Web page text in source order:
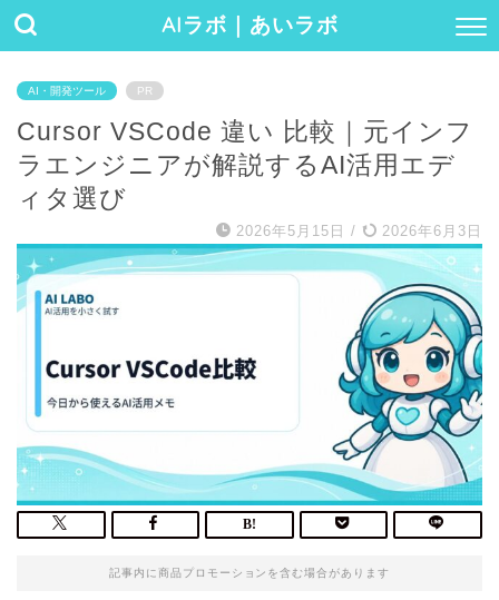
AIラボ｜あいラボ
AI・開発ツール PR
Cursor VSCode 違い 比較｜元インフ
ラエンジニアが解説するAI活用エデ
ィタ選び
2026年5月15日 / 2026年6月3日
記事内に商品プロモーションを含む場合があります